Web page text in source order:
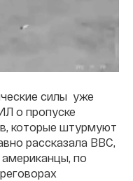
силы уже
о пропуске
которые штурмуют
рассказала BBC,
по